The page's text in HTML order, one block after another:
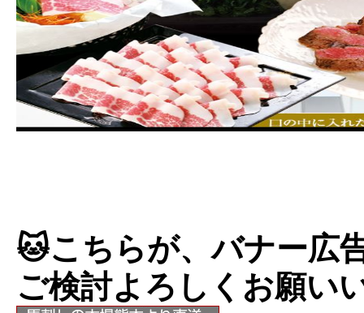
🐱こちらが、バナー広
ご検討よろしくお願い